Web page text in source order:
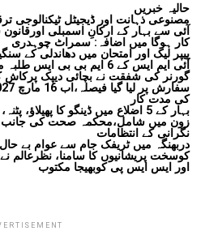
حالیہ خبریں
مصنوعی ذہانت اور ڈیجیٹل ٹیکنالوجی
آئی سے بہار کے ارکانِ اسمبلی
کار ہوگا میں اضافہ: سمراٹ چوہدری
پیپر لیک اور امتحان میں دھاندلی کے
آئی ایم ایس کے 6 ایم بی بی ایس طلبہ معطل
گورنر کی شفقت نے بچائی دیپک
کی مدت کار
زون میں شامل،محکمہ صحت کی
نگرانی کے انتظامات
دربھنگہ میں ٹریفک جام سے عوام بے
کوسخت پریشانیوں کا سامنا، نظرعالم
اور ایس ایس پی کوبھیجا مکتوب